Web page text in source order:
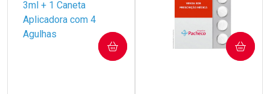
COMPRAR COMPRAR